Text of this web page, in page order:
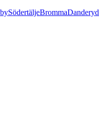
SödertäljeBrommaDanderyd